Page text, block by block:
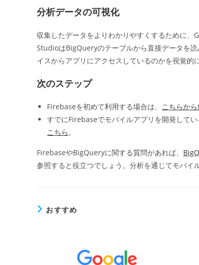
分析データの可視化
収集したデータをよりわかりやすくするために、
StudioはBigQueryのテーブルから直接データを
イスからアプリにアクセスしているのかを視覚的
次のステップ
Firebaseを初めて利用する場合は、 こちらか
すでにFirebaseでモバイルアプリを開発してい
こちら。
FirebaseやBigQueryに関する質問があれば、
参照すると役立つでしょう。分析を通じてモバイ
おすすめ